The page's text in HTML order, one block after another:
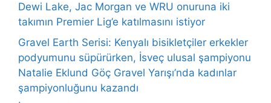
Dewi Lake, Jac Morgan ve WRU onuruna iki
takımın Premier Lig’e katılmasını istiyor
Gravel Earth Serisi: Kenyalı bisikletçiler erkekler
podyumunu süpürürken, İsveç ulusal şampiyonu
Natalie Eklund Göç Gravel Yarışı’nda kadınlar
şampiyonluğunu kazandı